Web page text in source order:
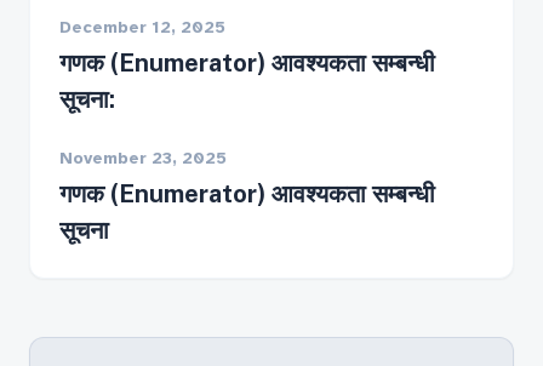
December 12, 2025
गणक (Enumerator) आवश्यकता सम्बन्धी
सूचना:
November 23, 2025
गणक (Enumerator) आवश्यकता सम्बन्धी
सूचना